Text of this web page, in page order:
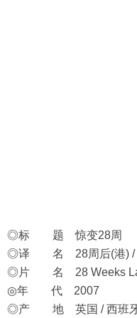
◎标 题 惊变28周
◎译 名 28周后(港) /
◎片 名 28 Weeks
◎年 代 2007
◎产 地 英国 / 西班